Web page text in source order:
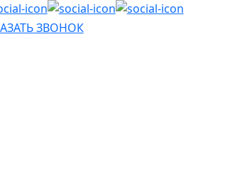
ЗВОНОК